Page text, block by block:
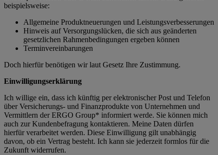
beispielsweise:
Allgemeine Produktneuerungen und Leistungsverbesserungen
Hinweis auf Versorgungslücken, die sich aus geänderten
gesetzlichen Rahmenbedingungen ergeben können
Terminvereinbarungen
Doch hierfür benötigen wir laut Gesetz Ihre Zustimmung.
Einwilligungserklärung
Ich willige ein, dass ich künftig per elektronischer Post und Telefon
über Versicherungs- und Finanzprodukte von Unternehmen und
Vermittlern der ERGO Group* informiert werde. Sie können mich
auch zur Kundenbefragung kontaktieren. Meine Daten dürfen
hierfür verarbeitet werden. Diese Einwilligung gilt unabhängig
davon, ob ein Vertrag besteht. Ich kann sie jederzeit formlos für die
Zukunft widerrufen.